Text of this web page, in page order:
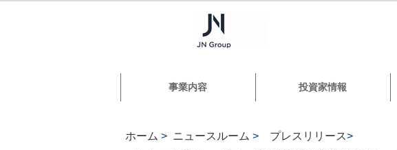
事業内容 投資家情報
ホーム > ニュースルーム > プレスリリース>